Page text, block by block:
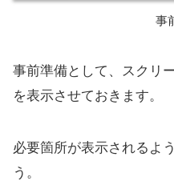
事
事前準備として、スクリ
を表示させておきます。
必要箇所が表示されるよ
う。